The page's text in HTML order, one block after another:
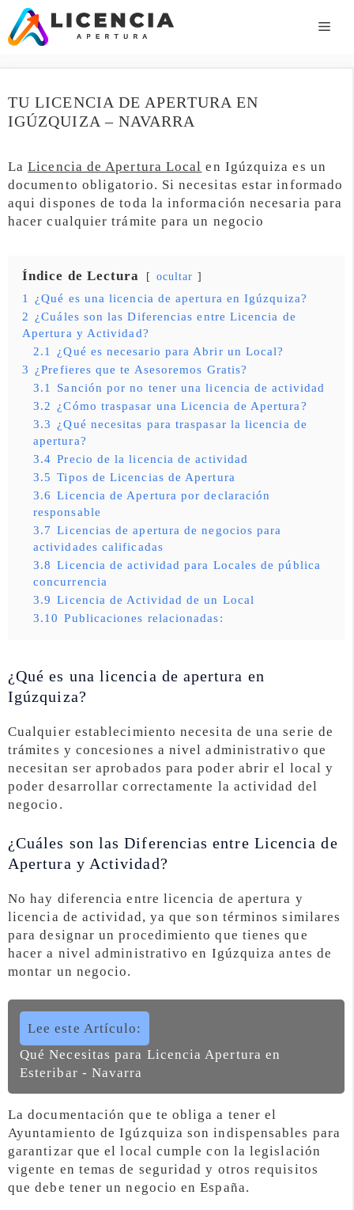
Saltar
contenido
TU LICENCIA DE APERTURA EN
IGÚZQUIZA – NAVARRA
LaLicencia de Apertura Local en Igúzquiza es un
documento obligatorio. Si necesitas estar informado
aqui dispones de toda la información necesaria para
hacer cualquier trámite para un negocio
Índice de Lectura ocultar
1
¿Qué es una licencia de apertura en Igúzquiza?
2 ¿Cuáles son las Diferencias entre Licencia de
Apertura y Actividad?
2.1
¿Qué es necesario para Abrir un Local?
3 ¿Prefieres que te Asesoremos Gratis?
3.1
Sanción por no tener una licencia de actividad
3.2 ¿Cómo traspasar una Licencia de Apertura?
3.3 ¿Qué necesitas para traspasar la licencia de
apertura?
3.4 Precio de la licencia de actividad
3.5 Tipos de Licencias de Apertura
3.6 Licencia de Apertura por declaración
responsable
3.7 Licencias de apertura de negocios para
actividades calificadas
3.8 Licencia de actividad para Locales de pública
concurrencia
3.9 Licencia de Actividad de un Local
3.10 Publicaciones relacionadas:
¿Qué es una licencia de apertura en
Igúzquiza?
Cualquier establecimiento necesita de una serie de
trámites y concesiones a nivel administrativo que
necesitan ser aprobados para poder abrir el local y
poder desarrollar correctamente la actividad del
negocio.
¿Cuáles son las Diferencias entre Licencia de
Apertura y Actividad?
No hay diferencia entre licencia de apertura y
licencia de actividad, ya que son términos similares
para designar un procedimiento que tienes que
hacer a nivel administrativo en Igúzquiza antes de
montar un negocio.
Lee este Artículo:
Qué Necesitas para Licencia Apertura en
Esteribar - Navarra
La documentación que te obliga a tener el
Ayuntamiento de Igúzquiza son indispensables para
garantizar que el local cumple con la legislación
vigente en temas de seguridad y otros requisitos
que debe tener un negocio en España.